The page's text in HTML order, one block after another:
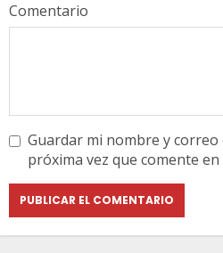
Comentario
Guardar mi nombre y
próxima vez que comente